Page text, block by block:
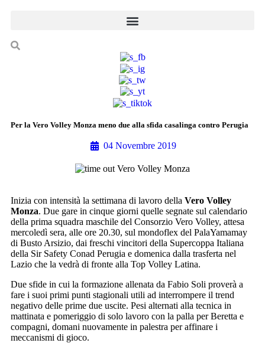
Per la Vero Volley Monza meno due alla sfida casalinga contro Perugia
04 Novembre 2019
Inizia con intensità la settimana di lavoro della Vero Volley
Monza. Due gare in cinque giorni quelle segnate sul calendario
della prima squadra maschile del Consorzio Vero Volley, attesa
mercoledì sera, alle ore 20.30, sul mondoflex del PalaYamamay
di Busto Arsizio, dai freschi vincitori della Supercoppa Italiana
della Sir Safety Conad Perugia e domenica dalla trasferta nel
Lazio che la vedrà di fronte alla Top Volley Latina.
Due sfide in cui la formazione allenata da Fabio Soli proverà a
fare i suoi primi punti stagionali utili ad interrompere il trend
negativo delle prime due uscite. Pesi alternati alla tecnica in
mattinata e pomeriggio di solo lavoro con la palla per Beretta e
compagni, domani nuovamente in palestra per affinare i
meccanismi di gioco.